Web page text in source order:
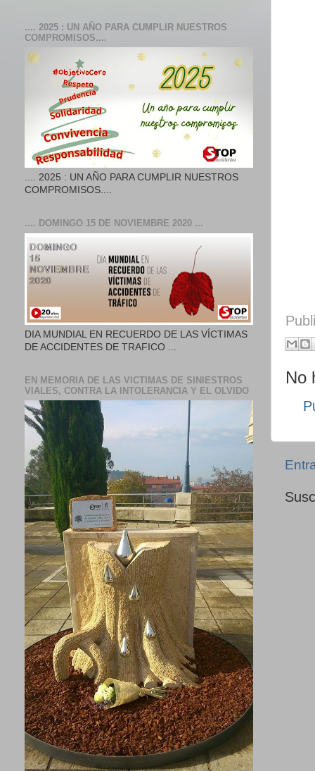
No
.... 2025 : UN AÑO PARA CUMPLIR NUESTROS
COMPROMISOS....
.... 2025 : UN AÑO PARA CUMPLIR NUESTROS
COMPROMISOS....
.... DOMINGO 15 DE NOVIEMBRE 2020 ...
DIA MUNDIAL EN RECUERDO DE LAS VÍCTIMAS
DE ACCIDENTES DE TRAFICO ...
EN MEMORIA DE LAS VICTIMAS DE SINIESTROS
VIALES, CONTRA LA INTOLERANCIA Y EL OLVIDO